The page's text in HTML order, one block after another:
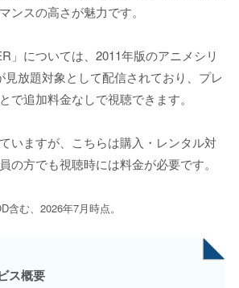
ンスの高さが魅力です。
」については、2011年版のアニメシリ
見放題対象として配信されており、プレ
で追加料金なしで視聴できます。
いますが、こちらは購入・レンタル対
の方でも視聴時には料金が必要です。
む、2026年7月時点。
ス概要